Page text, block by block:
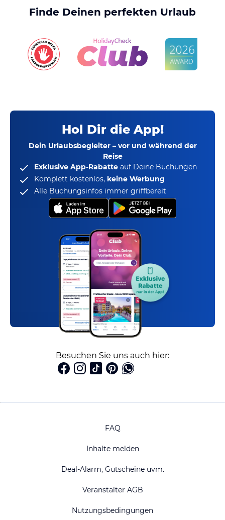
Finde Deinen perfekten Urlaub
Hol Dir die App!
Dein Urlaubsbegleiter – vor und während der
Reise
Exklusive App-Rabatte auf Deine Buchungen
Komplett kostenlos, keine Werbung
Alle Buchungsinfos immer griffbereit
Besuchen Sie uns auch hier:
FAQ
Inhalte melden
Deal-Alarm, Gutscheine uvm.
Veranstalter AGB
Nutzungsbedingungen